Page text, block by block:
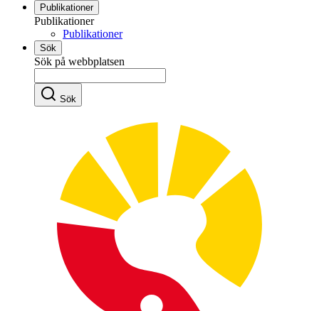
Publikationer
Publikationer
Publikationer
Sök
Sök på webbplatsen
Sök